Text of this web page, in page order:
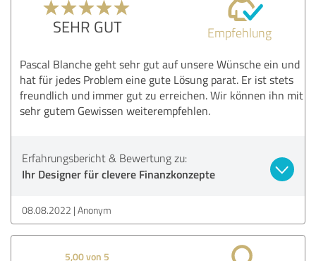
SEHR GUT Empfehlung
Pascal Blanche geht sehr gut auf unsere Wünsche ein und
hat für jedes Problem eine gute Lösung parat. Er ist stets
freundlich und immer gut zu erreichen. Wir können ihn mit
sehr gutem Gewissen weiterempfehlen.
Erfahrungsbericht & Bewertung zu:
Ihr Designer für clevere Finanzkonzepte
08.08.2022 Anonym
5,00 von 5